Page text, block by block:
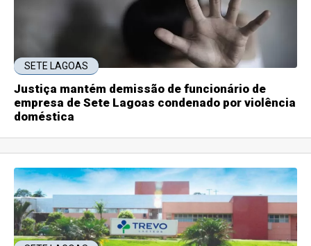
SETE LAGOAS
Justiça mantém demissão de funcionário de
empresa de Sete Lagoas condenado por violência
doméstica